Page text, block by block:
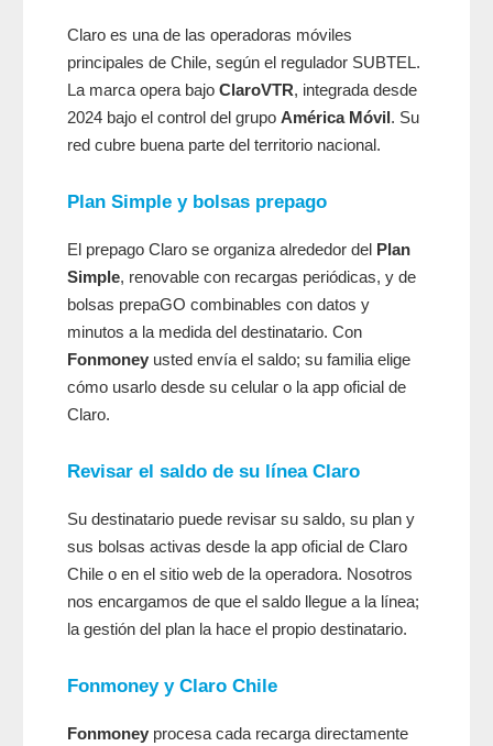
Claro es una de las operadoras móviles
principales de Chile, según el regulador SUBTEL.
La marca opera bajo ClaroVTR, integrada desde
2024 bajo el control del grupo América Móvil. Su
red cubre buena parte del territorio nacional.
Plan Simple y bolsas prepago
El prepago Claro se organiza alrededor del Plan
Simple, renovable con recargas periódicas, y de
bolsas prepaGO combinables con datos y
minutos a la medida del destinatario. Con
Fonmoney usted envía el saldo; su familia elige
cómo usarlo desde su celular o la app oficial de
Claro.
Revisar el saldo de su línea Claro
Su destinatario puede revisar su saldo, su plan y
sus bolsas activas desde la app oficial de Claro
Chile o en el sitio web de la operadora. Nosotros
nos encargamos de que el saldo llegue a la línea;
la gestión del plan la hace el propio destinatario.
Fonmoneyy Claro Chile
Fonmoney procesa cada recarga directamente